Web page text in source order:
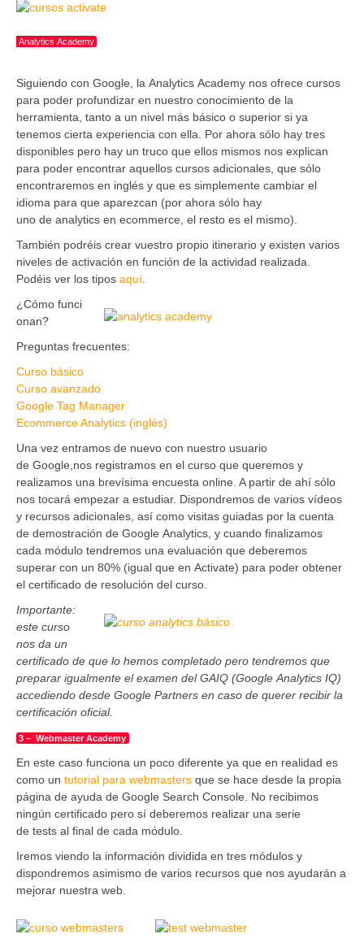
Analytics Academy
Siguiendo con Google, la Analytics Academy nos ofrece cursos
para poder profundizar en nuestro conocimiento de la
herramienta, tanto a un nivel más básico o superior si ya
tenemos cierta experiencia con ella. Por ahora sólo hay tres
disponibles pero hay un truco que ellos mismos nos explican
para poder encontrar aquellos cursos adicionales, que sólo
encontraremos en inglés y que es simplemente cambiar el
idioma para que aparezcan (por ahora sólo hay
uno de analytics en ecommerce, el resto es el mismo).
También podréis crear vuestro propio itinerario y existen varios
niveles de activación en función de la actividad realizada.
Podéis ver los tipos aquí
¿Cómo funci
onan?
Preguntas frecuentes:
Curso básico
Curso avanzado
Google Tag Manager
Ecommerce Analytics (inglés)
Una vez entramos de nuevo con nuestro usuario
de Google,nos registramos en el curso que queremos y
realizamos una brevísima encuesta online. A partir de ahí sólo
nos tocará empezar a estudiar. Dispondremos de varios vídeos
y recursos adicionales, así como visitas guiadas por la cuenta
de demostración de Google Analytics, y cuando finalizamos
cada módulo tendremos una evaluación que deberemos
superar con un 80% (igual que en Activate) para poder obtener
el certificado de resolución del curso.
Importante:
este curso
nos da un
certificado de que lo hemos completado pero tendremos que
preparar igualmente el examen del GAIQ (Google Analytics IQ)
accediendo desde Google Partners en caso de querer recibir la
certificación oficial.
3 – Webmaster Academy
En este caso funciona un poco diferente ya que en realidad es
como un tutorial para webmasters que se hace desde la propia
página de ayuda de Google Search Console. No recibimos
ningún certificado pero sí deberemos realizar una serie
de tests al final de cada módulo.
Iremos viendo la información dividida en tres módulos y
dispondremos asimismo de varios recursos que nos ayudarán a
mejorar nuestra web.